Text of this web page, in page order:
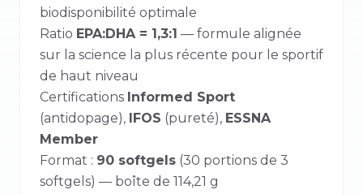
biodisponibilité optimale
Ratio EPA:DHA = 1,3:1 — formule alignée
sur la science la plus récente pour le sportif
de haut niveau
Certifications Informed Sport
(antidopage), IFOS (pureté), ESSNA
Member
Format : 90 softgels (30 portions de 3
softgels) — boîte de 114,21 g